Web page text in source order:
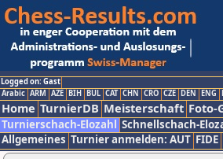
Logged on: Gast
Arabic ARM AZE BIH BUL CAT CHN CRO CZE DEN ENG
Home TurnierDB Meisterschaft Foto-
Turnierschach-Elozahl Schnellschach-
Allgemeines Turnier anmelden: AUT FIDE